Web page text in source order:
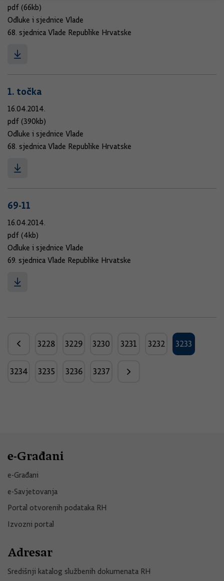
pdf (66kb)
Odluke i sjednice Vlade
68. sjednica Vlade Republike Hrvatske
1. točka
16.04.2014.
pdf (390kb)
Odluke i sjednice Vlade
68. sjednica Vlade Republike Hrvatske
69-11
16.04.2014.
pdf (4kb)
Odluke i sjednice Vlade
69. sjednica Vlade Republike Hrvatske
3228 3229 3230 3231 3232 3233
3234 3235 3236 3237
e-Građani
e-Građani
e-Savjetovanja
Portal otvorenih podataka RH
Izvozni portal
Adresar
Središnji katalog službenih dokumenata RH